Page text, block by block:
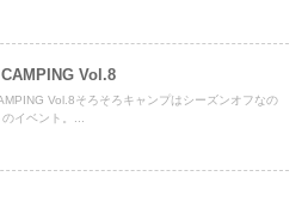
Vol.8
Vol.8そろそろキャンプはシーズンオフなの
イベント。...